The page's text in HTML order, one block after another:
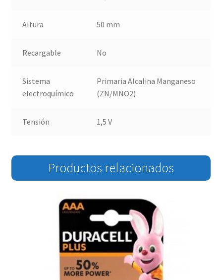
Altura 50 mm
Recargable No
Sistema
electroquímico
Primaria Alcalina Manganeso
(ZN/MNO2)
Tensión 1,5 V
Productos relacionados